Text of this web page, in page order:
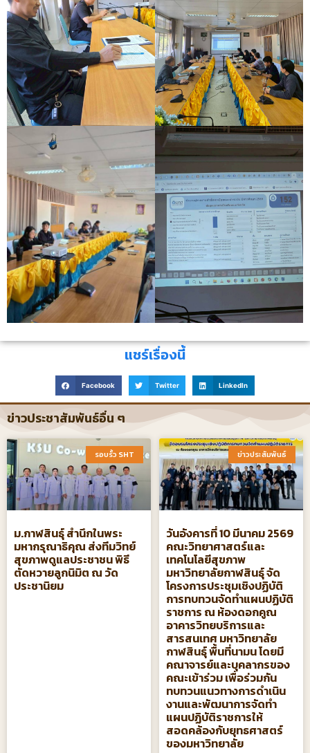
แชร์เรื่องนี้
Facebook Twitter LinkedIn
ข่าวประชาสัมพันธ์อื่น ๆ
รอบรั้ว SHT​
ม.กาฬสินธุ์ สำนึกในพระ
มหากรุณาธิคุณ ส่งทีมวิทย์
สุขภาพดูแลประชาชน พิธี
ตัดหวายลูกนิมิต ณ วัด
ประชานิยม
ข่าวประสัมพันธ์​
วันอังคารที่ 10 มีนาคม 2569
คณะวิทยาศาสตร์และ
เทคโนโลยีสุขภาพ
มหาวิทยาลัยกาฬสินธุ์ จัด
โครงการประชุมเชิงปฏิบัติ
การทบทวนจัดทําแผนปฏิบัติ
ราชการ ณ ห้องดอกคูณ
อาคารวิทยบริการและ
สารสนเทศ มหาวิทยาลัย
กาฬสินธุ์ พื้นที่นามน โดยมี
คณาจารย์และบุคลากรของ
คณะเข้าร่วม เพื่อร่วมกัน
ทบทวนแนวทางการดำเนิน
งานและพัฒนาการจัดทำ
แผนปฏิบัติราชการให้
สอดคล้องกับยุทธศาสตร์
ของมหาวิทยาลัย